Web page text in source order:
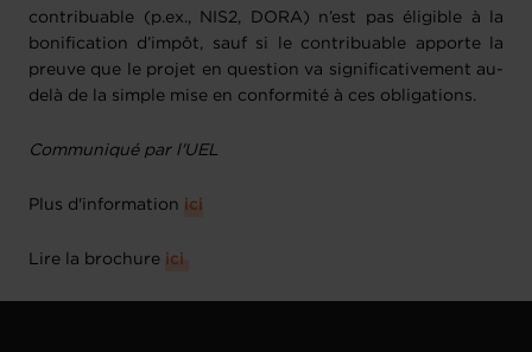
contribuable (p.ex., NIS2, DORA) n’est pas éligible à la
bonification d’impôt, sauf si le contribuable apporte la
preuve que le projet en question va significativement au-
delà de la simple mise en conformité à ces obligations.
Communiqué par l'UEL
Plus d'information ici
Lire la brochure ici